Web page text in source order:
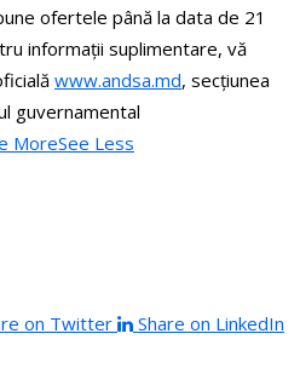
ofertele până la data de 21
informații suplimentare, vă
www.andsa.md, secțiunea
guvernamental
MoreSee Less
on Twitter
Share on LinkedIn